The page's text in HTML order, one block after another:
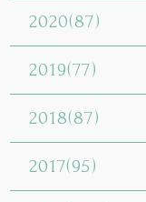
2020(87)
2019(77)
2018(87)
2017(95)